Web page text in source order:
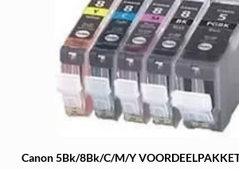
Canon 5Bk/8Bk/C/M/Y